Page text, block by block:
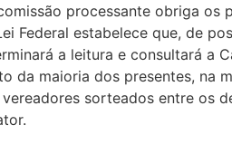
processante obriga os
Federal estabelece que, de
a leitura e consultará a
da maioria dos presentes, na
sorteados entre os